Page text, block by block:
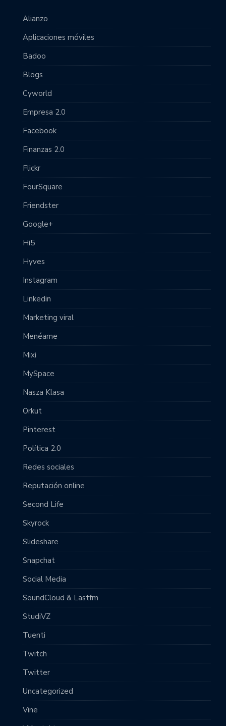
Alianzo
Aplicaciones móviles
Badoo
Blogs
Cyworld
Empresa 2.0
Facebook
Finanzas 2.0
Flickr
FourSquare
Friendster
Google+
Hi5
Hyves
Instagram
Linkedin
Marketing viral
Menéame
Mixi
MySpace
Nasza Klasa
Orkut
Pinterest
Política 2.0
Redes sociales
Reputación online
Second Life
Skyrock
Slideshare
Snapchat
Social Media
SoundCloud & Lastfm
StudiVZ
Tuenti
Twitch
Twitter
Uncategorized
Vine